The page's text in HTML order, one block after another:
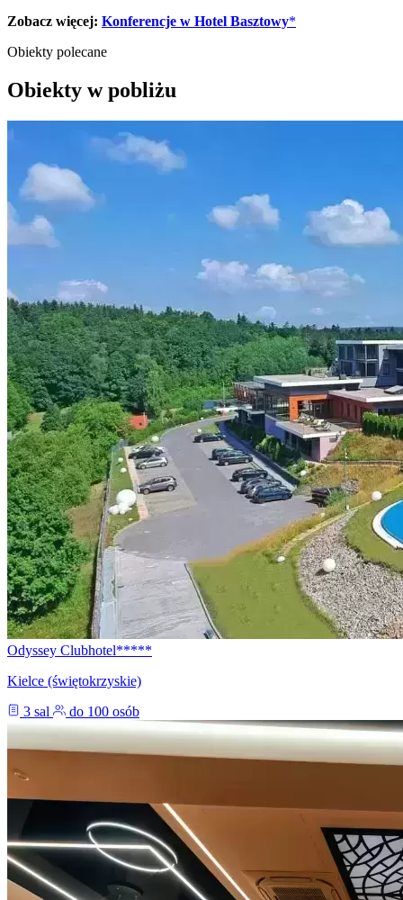
Zobacz więcej: Konferencje w Hotel Basztowy*
Obiekty polecane
Obiekty w pobliżu
Odyssey Clubhotel*****
Kielce (świętokrzyskie)
3 sal
do 100 osób